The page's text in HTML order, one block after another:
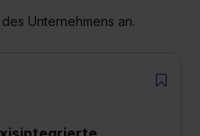
Unternehmens an.